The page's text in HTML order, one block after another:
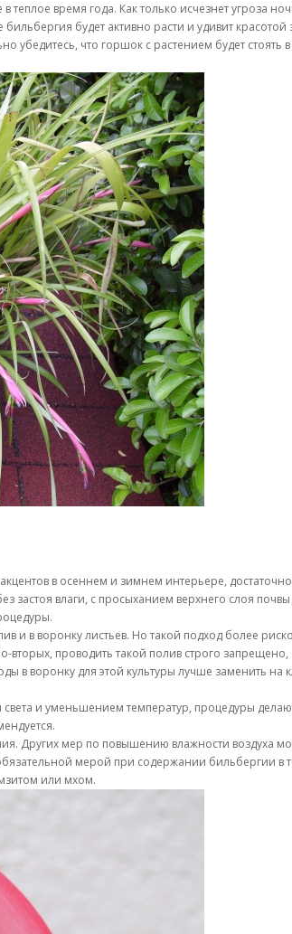
время года. Как только исчезнет угроза
будет активно расти и удивит
убедитесь, что горшок с растением будет
в осеннем и зимнем интерьере,
застоя влаги, с просыханием верхнего слоя
и в воронку листьев. Но такой подход более
проводить такой полив строго
в воронку для этой культуры лучше заменить
и уменьшением температур, процедуры
Других мер по повышению влажности воздуха
мерой при содержании бильбергии в
или мхом.